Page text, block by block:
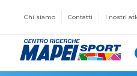
Chi siamo Contatti I nostri